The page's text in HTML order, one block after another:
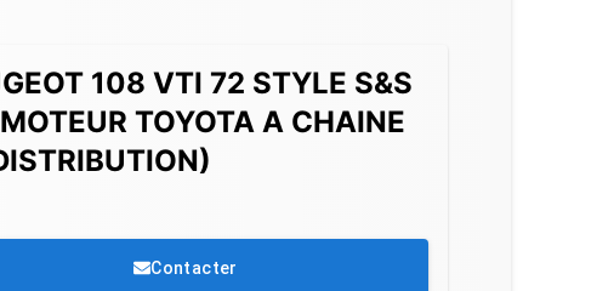
108 VTI 72 STYLE S&S
TOYOTA A CHAINE
Contacter